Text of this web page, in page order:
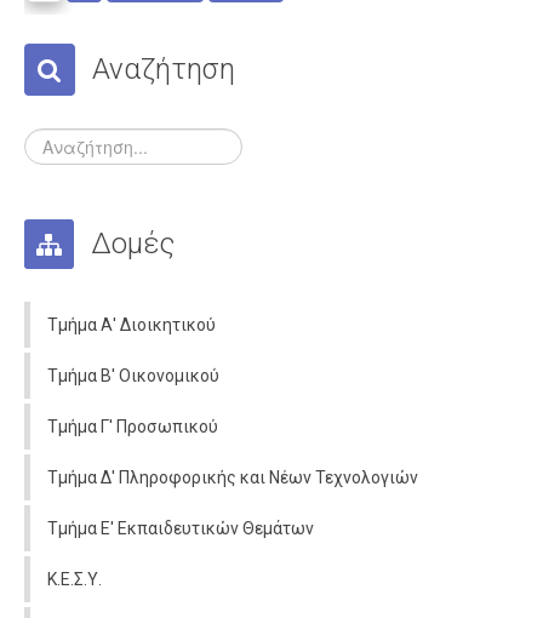
Αναζήτηση
Δομές
Τμήμα Α' Διοικητικού
Τμήμα Β' Οικονομικού
Τμήμα Γ' Προσωπικού
Τμήμα Δ' Πληροφορικής και Νέων Τεχνολογιών
Τμήμα Ε' Εκπαιδευτικών Θεμάτων
Κ.Ε.Σ.Υ.